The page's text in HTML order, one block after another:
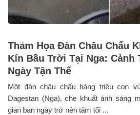
Thảm Họa Đàn Châu Chấu
Kín Bầu Trời Tại Nga: Cảnh
Ngày Tận Thế
Một đàn châu chấu hàng triệu con
Dagestan (Nga), che khuất ánh sáng
gian ban ngày trở nên tăm tối ...